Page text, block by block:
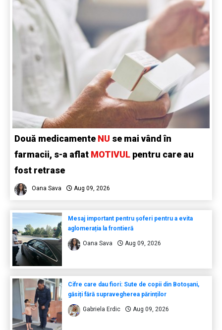
Două medicamente NU se mai vând în
farmacii, s-a aflat MOTIVUL pentru care au
fost retrase
Oana Sava Aug 09, 2026
Mesaj important pentru șoferi pentru a evita
aglomerația la frontieră
Oana Sava Aug 09, 2026
Cifre care dau fiori: Sute de copii din Botoșani,
găsiți fără supravegherea părinților
Gabriela Erdic Aug 09, 2026